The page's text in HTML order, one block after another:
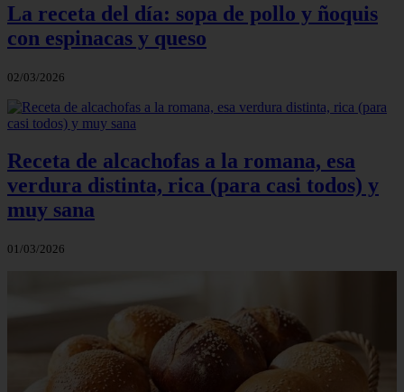
La receta del día: sopa de pollo y ñoquis
con espinacas y queso
02/03/2026
Receta de alcachofas a la romana, esa
verdura distinta, rica (para casi todos) y
muy sana
01/03/2026